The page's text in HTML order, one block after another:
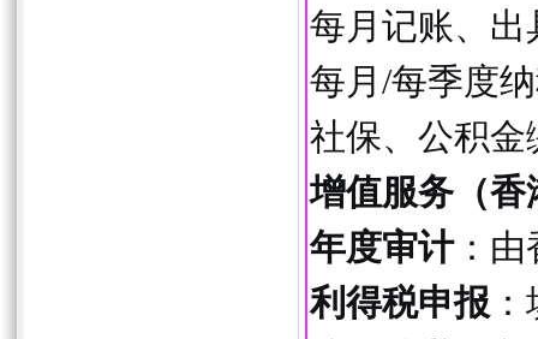
每月记账、
每月/每季度
社保、公积
增值服务（香
年度审计：由
利得税申报：